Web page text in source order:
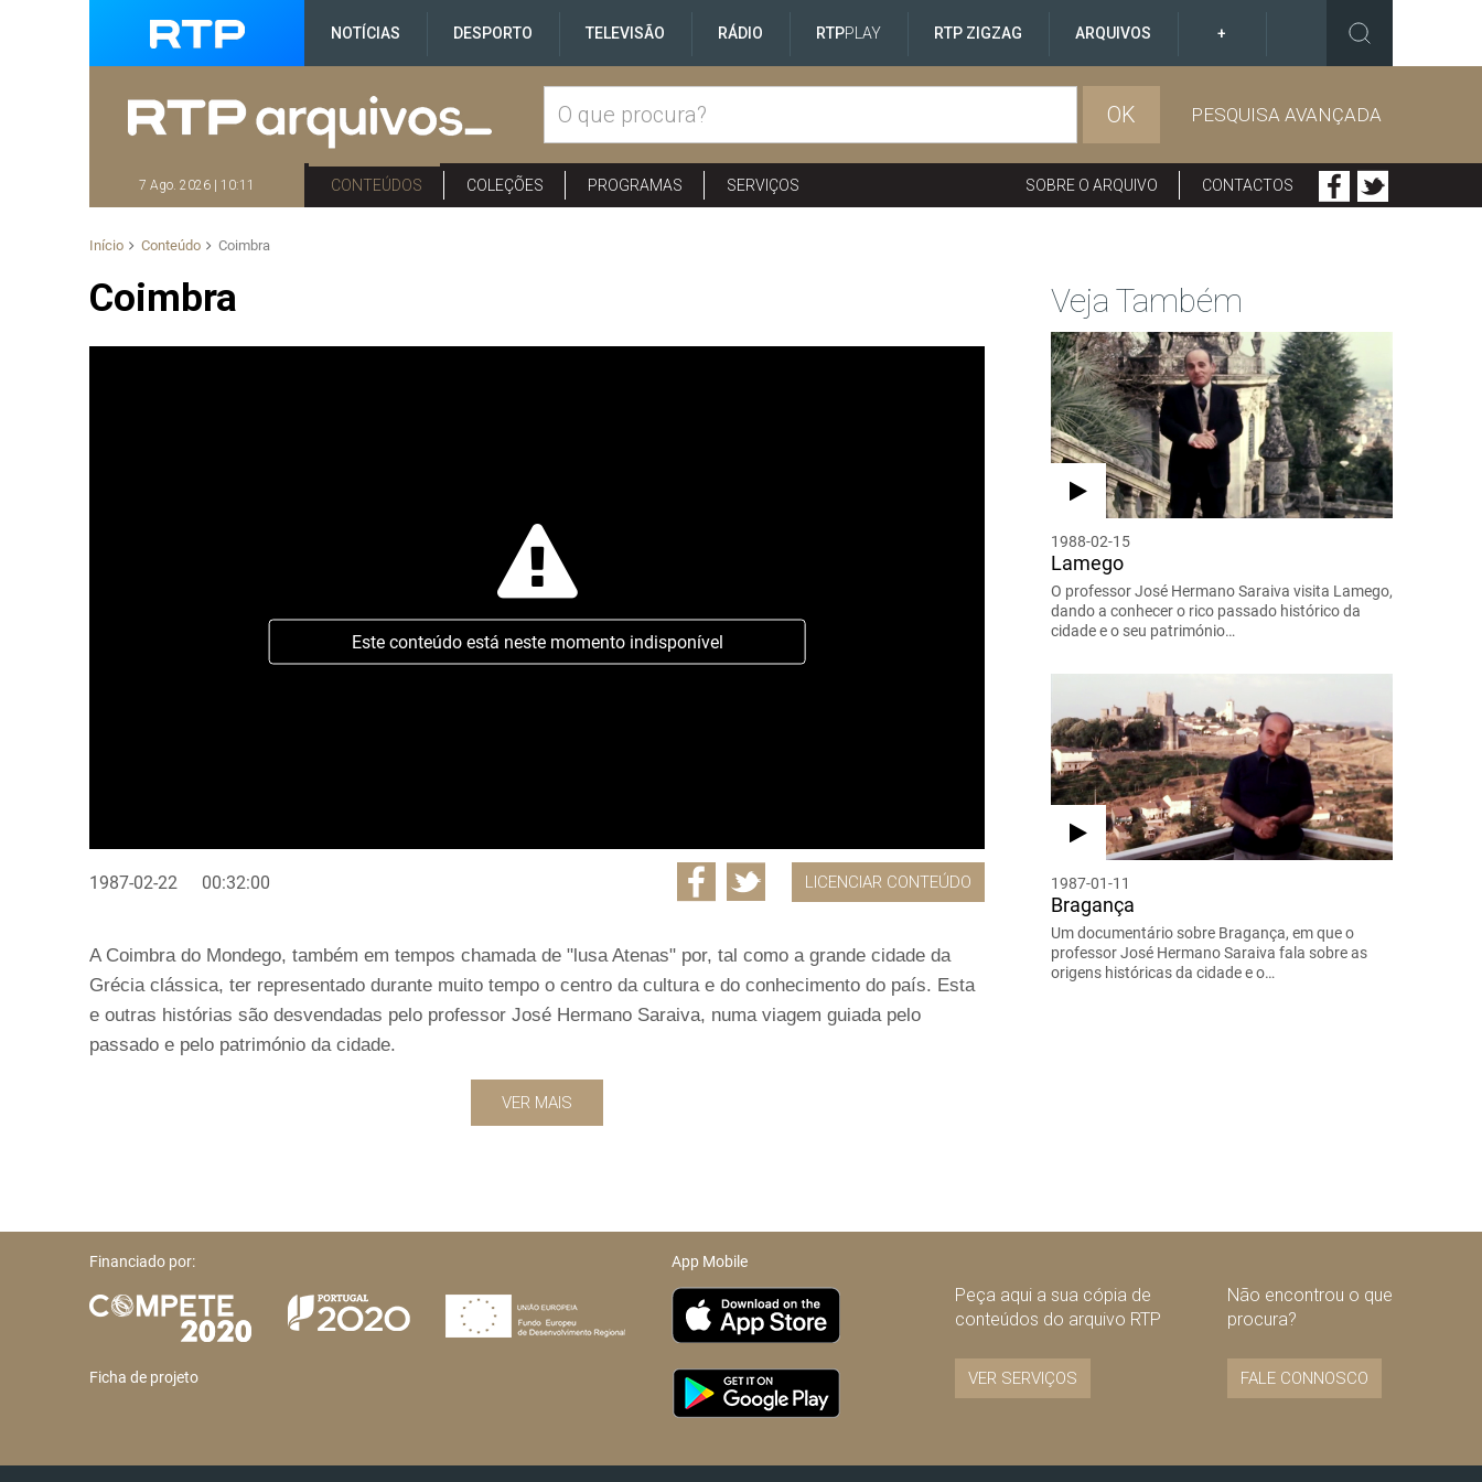
NOTÍCIAS DESPORTO TELEVISÃO RÁDIO RTPPLAY RTP ZIGZAG ARQUIVOS +
OK PESQUISA AVANÇADA
7 Ago. 2026 | 10:11 CONTEÚDOS COLEÇÕES PROGRAMAS SERVIÇOS SOBRE O ARQUIVO CONTACTOS
Início Conteúdo Coimbra
Coimbra
Este conteúdo está neste momento indisponível
1987-02-22 00:32:00 LICENCIAR CONTEÚDO
A Coimbra do Mondego, também em tempos chamada de "lusa Atenas" por, tal como a grande cidade da
Grécia clássica, ter representado durante muito tempo o centro da cultura e do conhecimento do país. Esta
e outras histórias são desvendadas pelo professor José Hermano Saraiva, numa viagem guiada pelo
passado e pelo património da cidade.
VER MAIS
Veja Também
1988-02-15
Lamego
O professor José Hermano Saraiva visita Lamego,
dando a conhecer o rico passado histórico da
cidade e o seu património…
1987-01-11
Bragança
Um documentário sobre Bragança, em que o
professor José Hermano Saraiva fala sobre as
origens históricas da cidade e o…
Financiado por:
Ficha de projeto
App Mobile
Peça aqui a sua cópia de
conteúdos do arquivo RTP
VER SERVIÇOS
Não encontrou o que
procura?
FALE CONNOSCO